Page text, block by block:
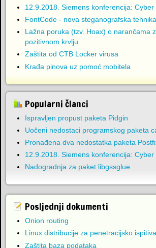
12.9.2018. Siemens konferencija:
FontCode - nova steganografska tehnika
Lažna poruka (tzv. Hoax) o narančama
pozitivnom krvlju
Zaštita od CTB Locker virusa
Krađa pinova uz pomoć mobitela
Popularni članci
Ispravljen propust paketa Pidgin
Uočeni nedostaci programskog paketa
Pronađena dva nedostatka paketa
12.9.2018. Siemens konferencija:
Nadogradnja za paket libgssglue
Posljednji dokumenti
Onion routing
Linux distribucije za penetracijsko
Zaštita baza podataka